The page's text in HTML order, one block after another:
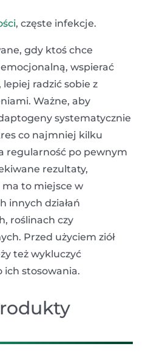
, częste infekcje.
gdy ktoś chce
wspierać
radzić sobie z
Ważne, aby
systematycznie
co najmniej kilku
regularność po pewnym
rezultaty,
to miejsce w
innych działań
roślinach czy
Przed użyciem ziół
też wykluczyć
ich stosowania.